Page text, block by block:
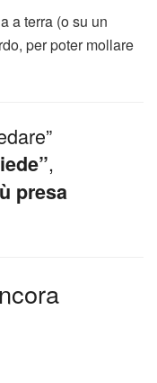
a terra (o su un
per poter mollare
,
presa